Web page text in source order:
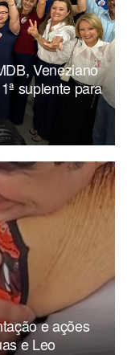
Veneziano
suplente para
e ações
e Leo